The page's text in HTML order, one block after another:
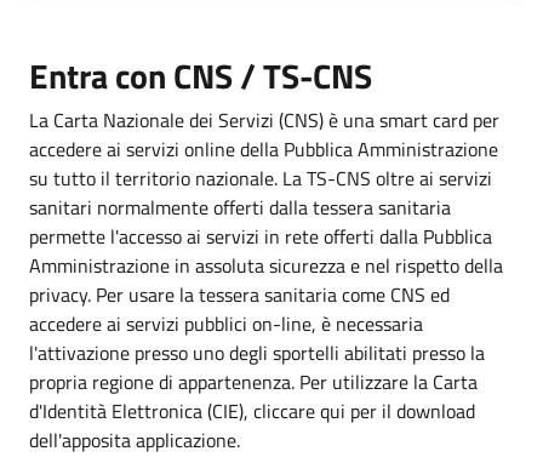
Entra con CNS / TS-CNS
La Carta Nazionale dei Servizi (CNS) è una smart card per
accedere ai servizi online della Pubblica Amministrazione
su tutto il territorio nazionale. La TS-CNS oltre ai servizi
sanitari normalmente offerti dalla tessera sanitaria
permette l'accesso ai servizi in rete offerti dalla Pubblica
Amministrazione in assoluta sicurezza e nel rispetto della
privacy. Per usare la tessera sanitaria come CNS ed
accedere ai servizi pubblici on-line, è necessaria
l'attivazione presso uno degli sportelli abilitati presso la
propria regione di appartenenza. Per utilizzare la Carta
d'Identità Elettronica (CIE), cliccare qui per il download
dell'apposita applicazione.